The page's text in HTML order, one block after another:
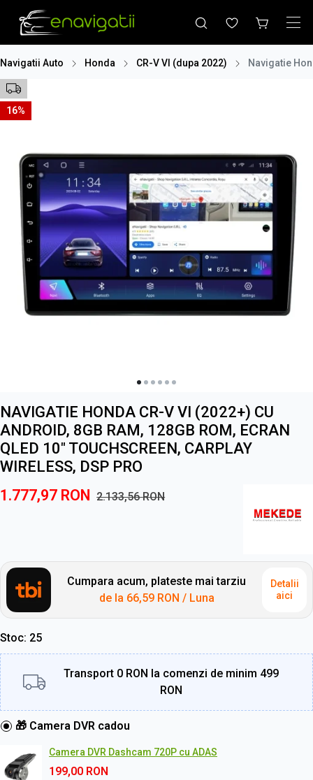
Navigatii Auto Honda CR-V VI (dupa 2022) Navigatie
16%
NAVIGATIE HONDA CR-V VI (2022+) CU
ANDROID, 8GB RAM, 128GB ROM, ECRAN
QLED 10" TOUCHSCREEN, CARPLAY
WIRELESS, DSP PRO
1.777,97 RON 2.133,56RON
Cumpara acum, plateste mai tarziu
de la 66,59 RON / Luna
Detalii
aici
Stoc 25
Transport 0 RON la comenzi de minim 499
RON
🎁 Camera DVR cadou
Camera DVR Dashcam 720P cu ADAS
199,00 RON